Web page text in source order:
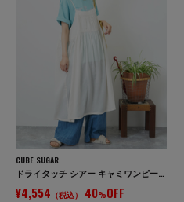
CUBE SUGAR
ドライタッチ シアー キャミワンピース
¥4,554 （税込） 40%OFF